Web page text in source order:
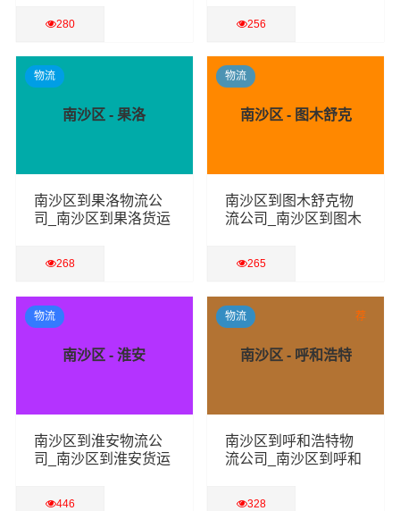
280
查看详细
256
查看详细
南沙区 - 果洛
南沙区到果洛物流公
司_南沙区到果洛货运
268
查看详细
物流
南沙区 - 图木舒克
南沙区到图木舒克物
流公司_南沙区到图木
265
查看详细
物流
南沙区 - 淮安
南沙区到淮安物流公
司_南沙区到淮安货运
446
物流
南沙区 - 呼和浩特
南沙区到呼和浩特物
流公司_南沙区到呼和
328
物流 荐